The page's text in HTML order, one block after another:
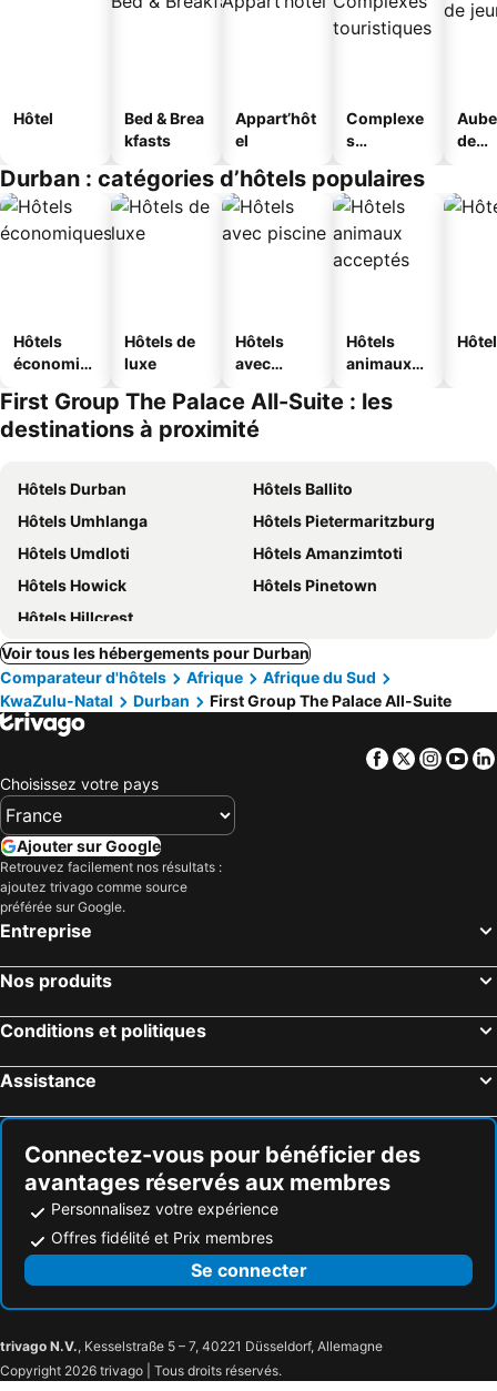
Hôtel
Bed & Brea
kfasts
Appart’hôt
el
Complexe
s
s
de
Durban : catégories d’hôtels populaires
Hôtels
économiq
Hôtels de
luxe
Hôtels
avec
Hôtels
animaux
First Group The Palace All-Suite : les
destinations à proximité
Hôtels Durban
Hôtels Ballito
Hôtels Umhlanga
Hôtels Pietermaritzburg
Hôtels Umdloti
Hôtels Amanzimtoti
Hôtels Howick
Hôtels Pinetown
Hôtels Hillcrest
Voir tous les hébergements pour Durban
Comparateur d'hôtels
Afrique
Afrique du Sud
KwaZulu-Natal
Durban First Group The Palace All-Suite
Facebook
Twitter
Choisissez votre pays
Ajouter sur Google
Retrouvez facilement nos résultats :
ajoutez trivago comme source
préférée sur Google.
Entreprise
Nos produits
Conditions et politiques
Assistance
Connectez-vous pour bénéficier des
avantages réservés aux membres
Personnalisez votre expérience
Offres fidélité et Prix membres
Se connecter
trivago N.V., Kesselstraße 5 – 7, 40221 Düsseldorf, Allemagne
Copyright 2026 trivago | Tous droits réservés.